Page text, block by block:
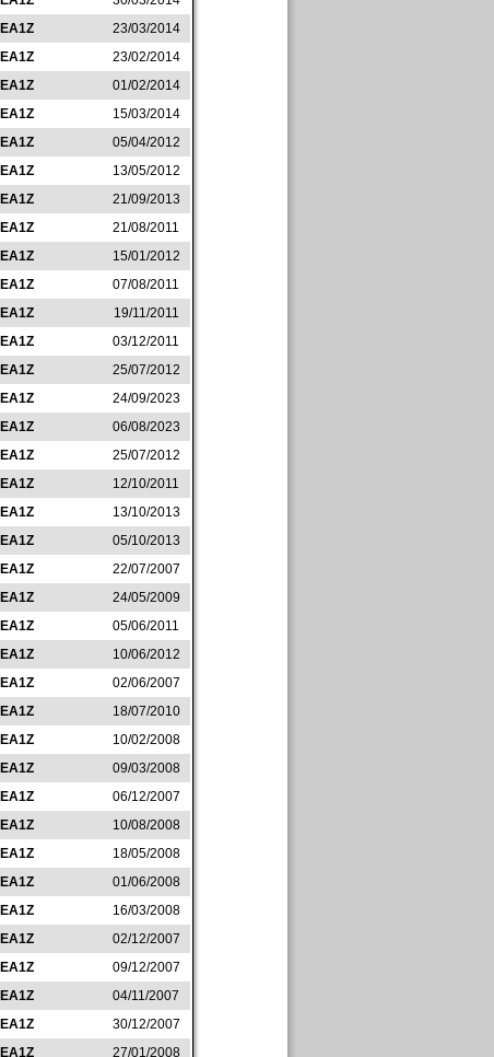
EA1Z
23/03/2014
EA1Z
23/02/2014
EA1Z
01/02/2014
EA1Z
15/03/2014
EA1Z
05/04/2012
EA1Z
13/05/2012
EA1Z
21/09/2013
EA1Z
21/08/2011
EA1Z
15/01/2012
EA1Z
07/08/2011
EA1Z
19/11/2011
EA1Z
03/12/2011
EA1Z
25/07/2012
EA1Z
24/09/2023
EA1Z
06/08/2023
EA1Z
25/07/2012
EA1Z
12/10/2011
EA1Z
13/10/2013
EA1Z
05/10/2013
EA1Z
22/07/2007
EA1Z
24/05/2009
EA1Z
05/06/2011
EA1Z
10/06/2012
EA1Z
02/06/2007
EA1Z
18/07/2010
EA1Z
10/02/2008
EA1Z
09/03/2008
EA1Z
06/12/2007
EA1Z
10/08/2008
EA1Z
18/05/2008
EA1Z
01/06/2008
EA1Z
16/03/2008
EA1Z
02/12/2007
EA1Z
09/12/2007
EA1Z
04/11/2007
EA1Z
30/12/2007
EA1Z 27/01/2008